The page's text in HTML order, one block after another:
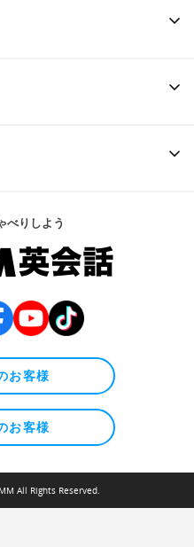
べりしよう
お客様
お客様
All Rights Reserved.